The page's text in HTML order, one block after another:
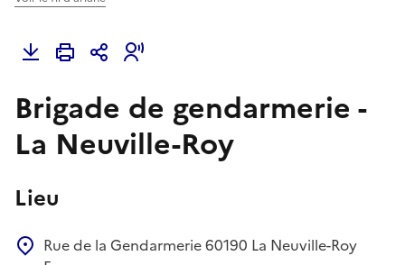
Brigade de gendarmerie -
La Neuville-Roy
Lieu
Rue de la Gendarmerie60190 La Neuville-Roy